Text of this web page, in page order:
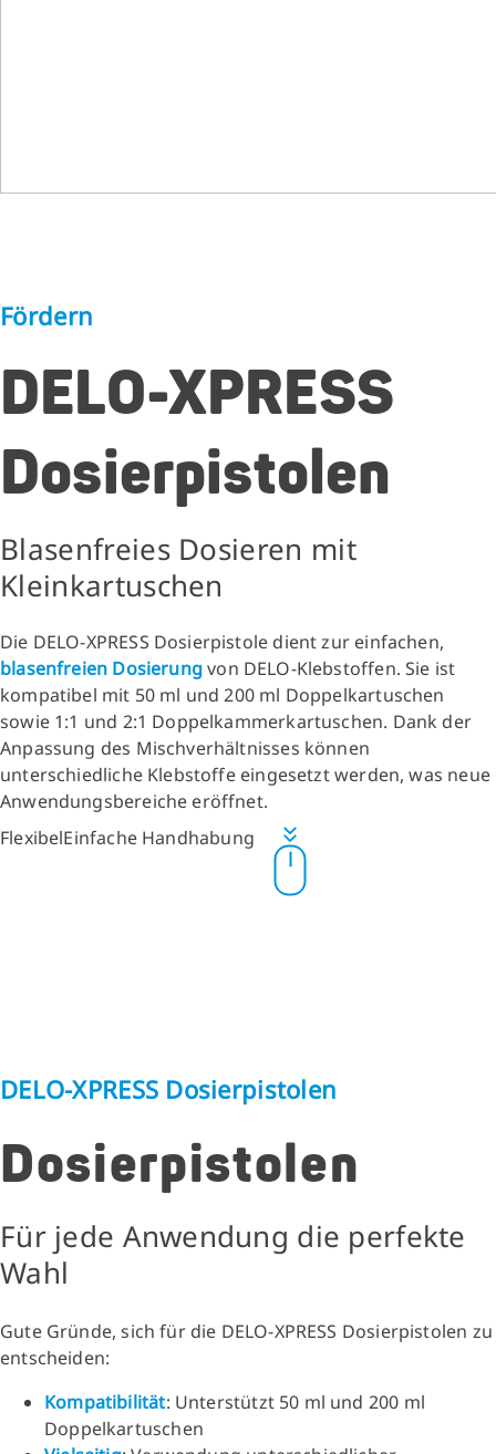
Fördern
DELO-XPRESS
Dosierpistolen
Blasenfreies Dosieren mit
Kleinkartuschen
Die DELO-XPRESS Dosierpistole dient zur einfachen,
blasenfreien Dosierungvon DELO-Klebstoffen. Sie ist
kompatibel mit 50 ml und 200 ml Doppelkartuschen
sowie 1:1 und 2:1 Doppelkammerkartuschen. Dank der
Anpassung des Mischverhältnisses können
unterschiedliche Klebstoffe eingesetzt werden, was neue
Anwendungsbereiche eröffnet.
FlexibelEinfache Handhabung
DELO-XPRESS Dosierpistolen
Dosierpistolen
Für jede Anwendung die perfekte
Wahl
Gute Gründe, sich für die DELO-XPRESS Dosierpistolen zu
entscheiden:
Kompatibilität: Unterstützt 50 ml und 200 ml
Doppelkartuschen